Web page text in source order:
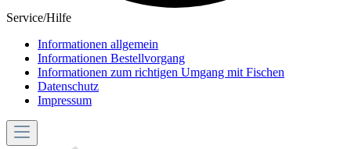
Service/Hilfe
Informationen allgemein
Informationen Bestellvorgang
Informationen zum richtigen Umgang mit Fischen
Datenschutz
Impressum